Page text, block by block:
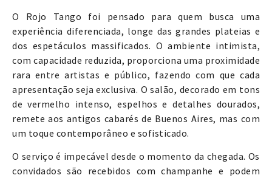
O Rojo Tango foi pensado para quem busca uma
experiência diferenciada, longe das grandes plateias e
dos espetáculos massificados. O ambiente intimista,
com capacidade reduzida, proporciona uma proximidade
rara entre artistas e público, fazendo com que cada
apresentação seja exclusiva. O salão, decorado em tons
de vermelho intenso, espelhos e detalhes dourados,
remete aos antigos cabarés de Buenos Aires, mas com
um toque contemporâneo e sofisticado.
O serviço é impecável desde o momento da chegada. Os
convidados são recebidos com champanhe e podem